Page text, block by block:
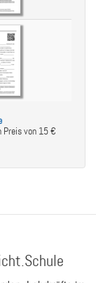
Preis von 15 €